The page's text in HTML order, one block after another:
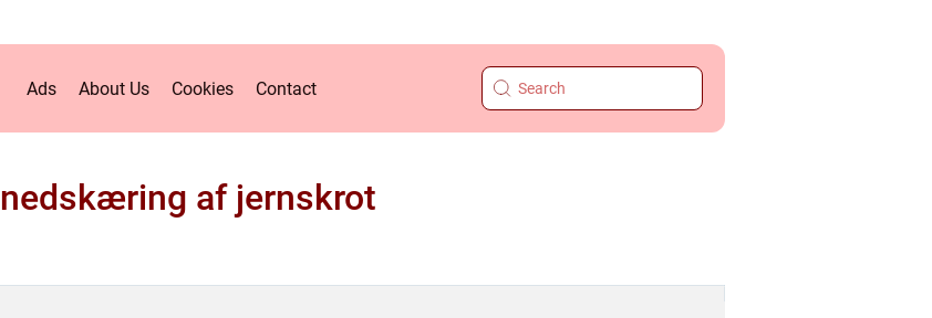
Ads About Us Cookies Contact
nedskæring af jernskrot